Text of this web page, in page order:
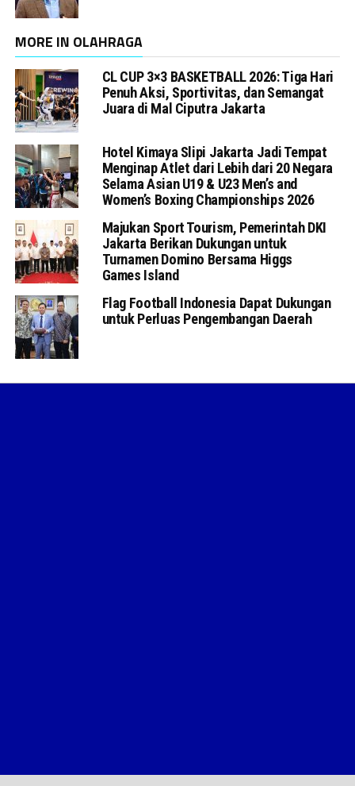
MORE IN OLAHRAGA
CL CUP 3×3 BASKETBALL 2026: Tiga Hari
Penuh Aksi, Sportivitas, dan Semangat
Juara di Mal Ciputra Jakarta
Hotel Kimaya Slipi Jakarta Jadi Tempat
Menginap Atlet dari Lebih dari 20 Negara
Selama Asian U19 & U23 Men’s and
Women’s Boxing Championships 2026
Majukan Sport Tourism, Pemerintah DKI
Jakarta Berikan Dukungan untuk
Turnamen Domino Bersama Higgs
Games Island
Flag Football Indonesia Dapat Dukungan
untuk Perluas Pengembangan Daerah